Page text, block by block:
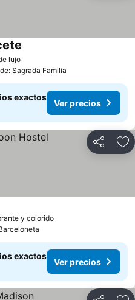
lujoVer precios
Sagrada Familia
exactos
Ver precios
Compartir
y coloridoVer precios
exactos
Ver precios